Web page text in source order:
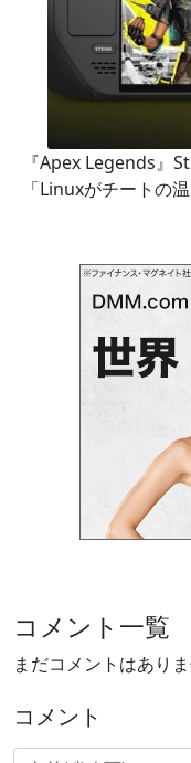
『Apex Legends』
「Linuxがチートの
コメント一覧
まだコメントはありま
コメント